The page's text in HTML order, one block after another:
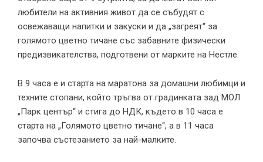
любители на активния живот да се събудят с
освежаващи напитки и закуски и да „загреят“ за
голямото цветно тичане със забавните физически
предизвикателства, подготвени от марките на Нестле.
В 9 часа е и старта на маратона за домашни любимци и
техните стопани, който тръгва от градинката зад МОЛ
„Парк център“ и стига до НДК, където в 10 часа е
старта на „Голямото цветно тичане“, а в 11 часа
започва състезанието за най-малките.